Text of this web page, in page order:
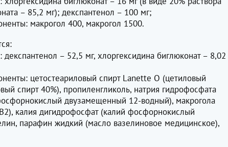
– 85,2 мг); декспантенол – 100 мг;
макрогол 400, макрогол 1500.
– 52,5 мг, хлоргексидина биглюконат – 8,02
цетостеариловый спирт Lanette O (цетиловый
спирт 40%), пропиленгликоль, натрия гидрофосфата
двузамещенный 12-водный), макрогола
калия дигидрофосфат (калий фосфорнокислый
парафин жидкий (масло вазелиновое медицинское),